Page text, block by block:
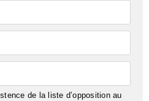
de la liste d’opposition au